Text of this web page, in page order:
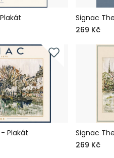
Signac
269 Kč
Plakát
Signac
269 Kč